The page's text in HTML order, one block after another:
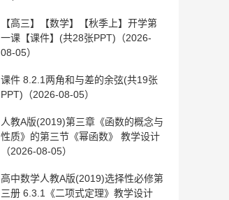
【高三】【数学】【秋季上】开学第
一课【课件】(共28张PPT)（2026-
08-05）
课件 8.2.1两角和与差的余弦(共19张
PPT)（2026-08-05）
人教A版(2019)第三章《函数的概念与
性质》的第三节《幂函数》 教学设计
（2026-08-05）
高中数学人教A版(2019)选择性必修第
三册 6.3.1《二项式定理》教学设计